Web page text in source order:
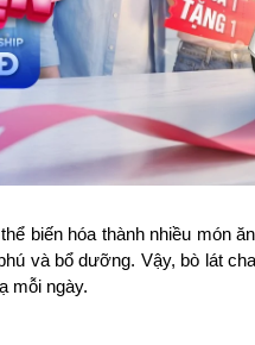
biến hóa thành nhiều món
và bổ dưỡng. Vậy, bò lát
mỗi ngày.